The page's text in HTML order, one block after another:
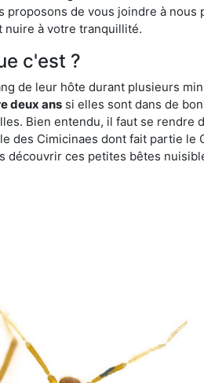
de vous joindre à
nuire à votre tranquillité.
c'est ?
de leur hôte durant plusieurs
deux ans si elles sont dans de
Bien entendu, il faut se
des Cimicinaes dont fait partie le
ces petites bêtes